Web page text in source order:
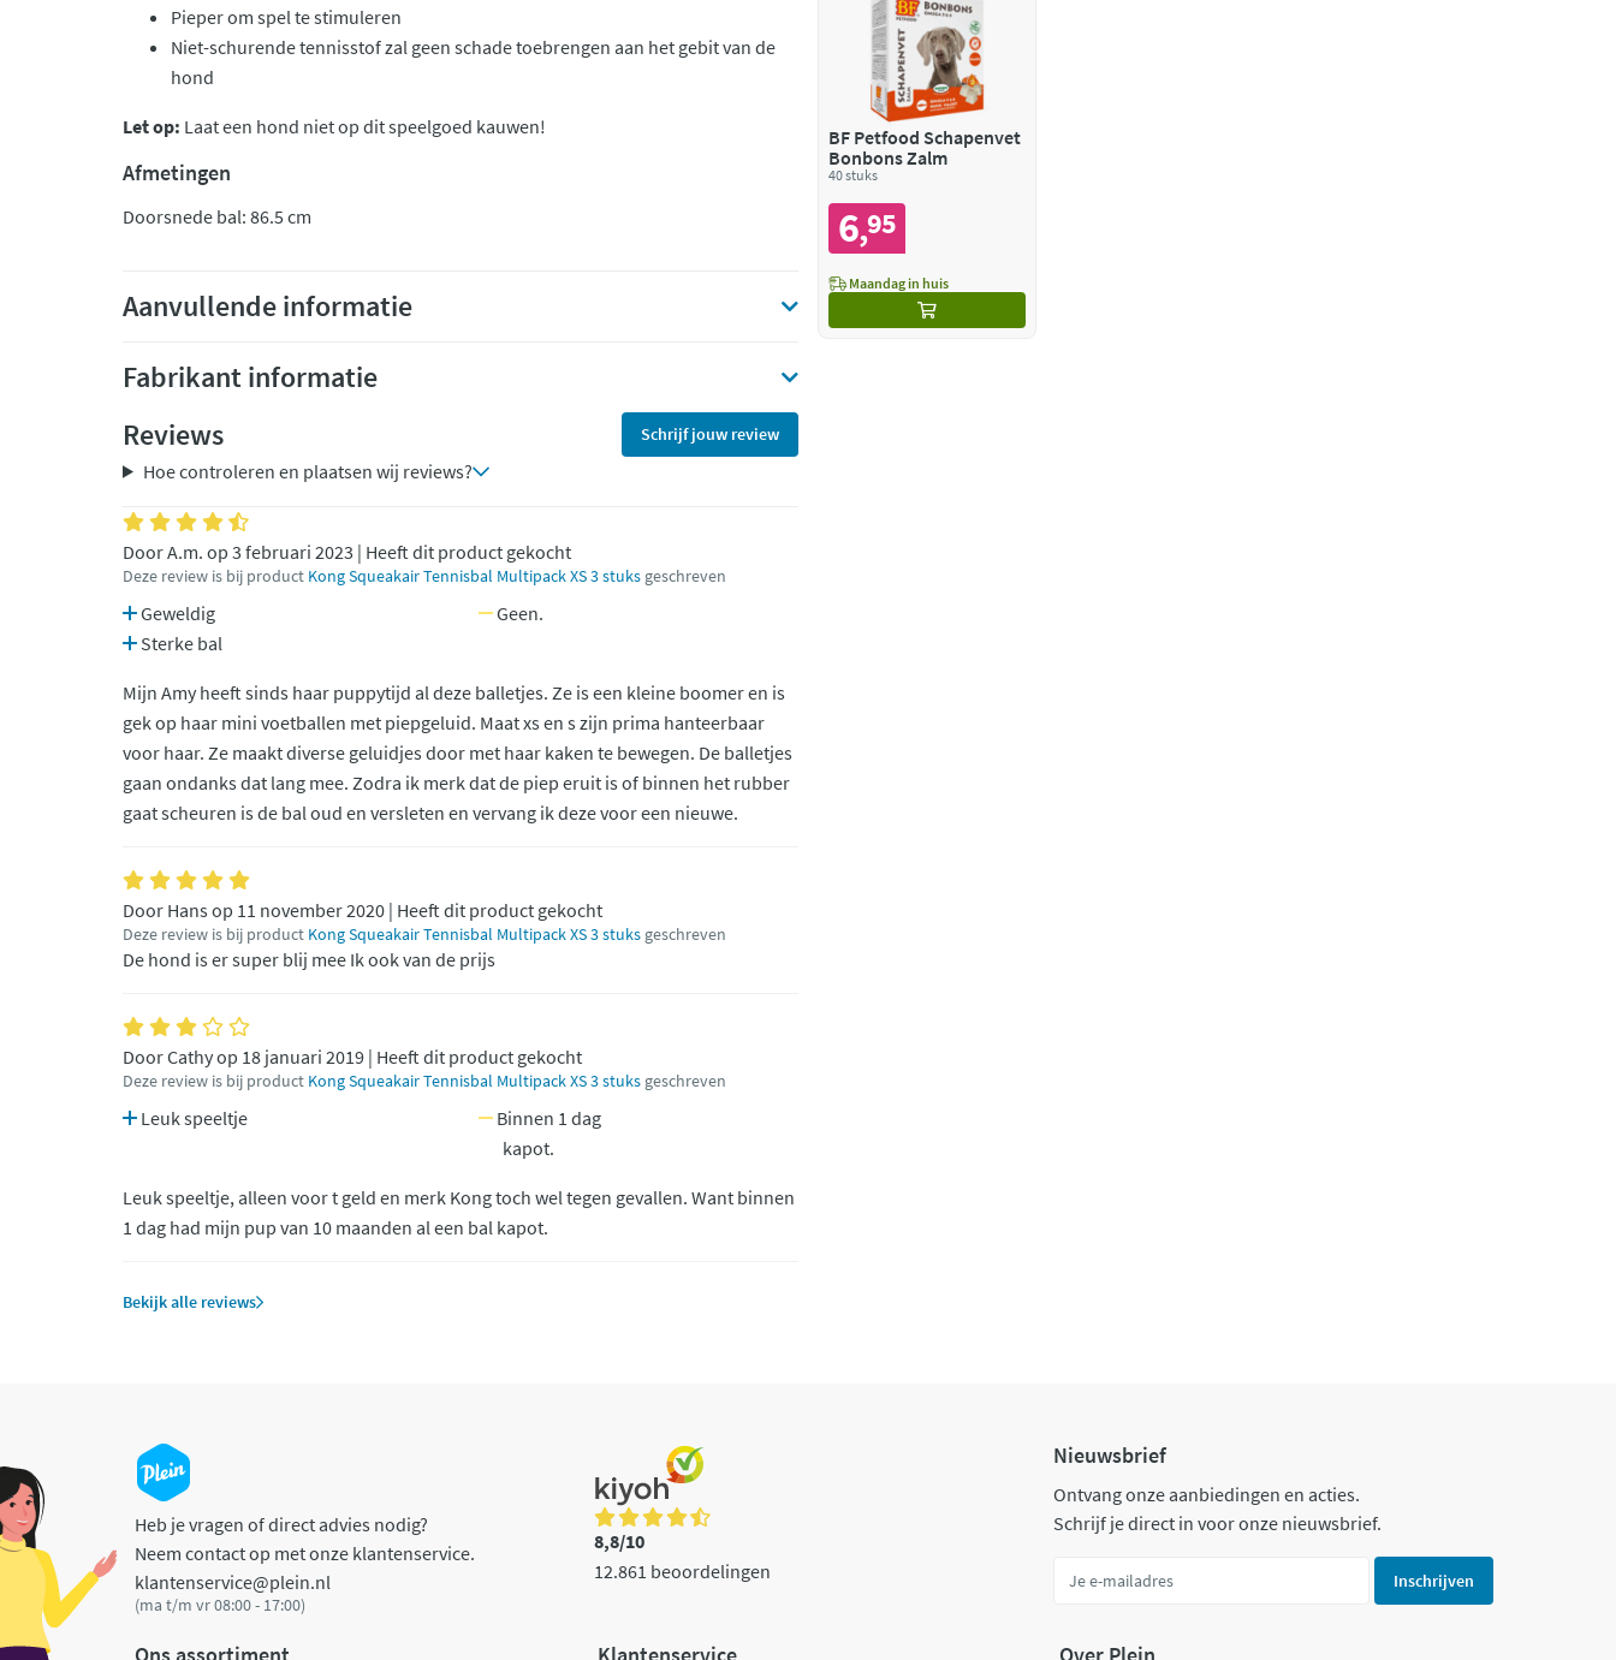
Pieper om spel te stimuleren
Niet-schurende tennisstof zal geen schade toebrengen aan het gebit van de
hond
Let op: Laat een hond niet op dit speelgoed kauwen!
Afmetingen
Doorsnede bal: 86.5 cm
Aanvullende informatie
Fabrikant informatie
Reviews
Schrijf jouw review
Hoe controleren en plaatsen wij reviews?
Door A.m. op 3 februari 2023 | Heeft dit product gekocht
Deze review is bij product Kong Squeakair Tennisbal Multipack XS 3 stuks geschreven
Geweldig
Sterke bal
Geen.
Mijn Amy heeft sinds haar puppytijd al deze balletjes. Ze is een kleine boomer en is
gek op haar mini voetballen met piepgeluid. Maat xs en s zijn prima hanteerbaar
voor haar. Ze maakt diverse geluidjes door met haar kaken te bewegen. De balletjes
gaan ondanks dat lang mee. Zodra ik merk dat de piep eruit is of binnen het rubber
gaat scheuren is de bal oud en versleten en vervang ik deze voor een nieuwe.
Door Hans op 11 november 2020 | Heeft dit product gekocht
Deze review is bij product Kong Squeakair Tennisbal Multipack XS 3 stuks geschreven
De hond is er super blij mee Ik ook van de prijs
Door Cathy op 18 januari 2019 | Heeft dit product gekocht
Deze review is bij product Kong Squeakair Tennisbal Multipack XS 3 stuks geschreven
Leuk speeltje
Binnen 1 dag
kapot.
Leuk speeltje, alleen voor t geld en merk Kong toch wel tegen gevallen. Want binnen
1 dag had mijn pup van 10 maanden al een bal kapot.
Bekijk alle reviews
BF Petfood Schapenvet
Bonbons Zalm
40 stuks
6,95
Maandag in huis
Heb je vragen of direct advies nodig?
Neem contact op met onze klantenservice.
klantenservice@plein.nl
(ma t/m vr 08:00 - 17:00)
8,8/10
12.861 beoordelingen
Nieuwsbrief
Ontvang onze aanbiedingen en acties.
Schrijf je direct in voor onze nieuwsbrief.
Inschrijven